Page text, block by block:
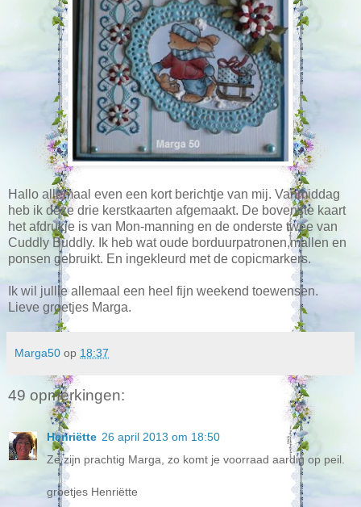
Hallo allemaal even een kort berichtje van mij. Vanmiddag
heb ik deze drie kerstkaarten afgemaakt. De bovenste kaart
het afdrukje is van Mon-manning en de onderste twee van
Cuddly Buddly. Ik heb wat oude borduurpatronen,mallen en
ponsen gebruikt. En ingekleurd met de copicmarkers.
Ik wil jullie allemaal een heel fijn weekend toewensen.
Lieve groetjes Marga.
Marga50 op 18:37
49 opmerkingen:
Henriëtte 26 april 2013 om 18:50
Ze zijn prachtig Marga, zo komt je voorraad aardig op peil.
groetjes Henriëtte